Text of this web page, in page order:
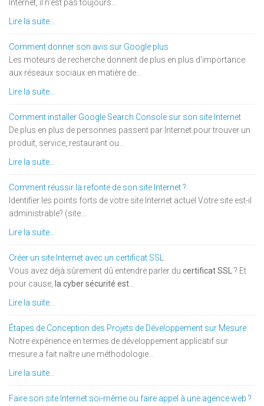
Internet, il n'est pas toujours...
Lire la suite...
Comment donner son avis sur Google plus
Les moteurs de recherche donnent de plus en plus d'importance
aux réseaux sociaux en matière de...
Lire la suite...
Comment installer Google Search Console sur son site Internet
De plus en plus de personnes passent par Internet pour trouver un
produit, service, restaurant ou...
Lire la suite...
Comment réussir la refonte de son site Internet ?
Identifier les points forts de votre site Internet actuel Votre site est-il
administrable? (site...
Lire la suite...
Créer un site Internet avec un certificat SSL
Vous avez déjà sûrement dû entendre parler du certificat SSL
? Et
pour cause, la cyber sécurité est
Lire la suite...
Étapes de Conception des Projets de Développement sur Mesure
Notre expérience en termes de développement applicatif sur
mesure a fait naître une méthodologie...
Lire la suite...
Faire son site Internet soi-même ou faire appel à une agence web ?